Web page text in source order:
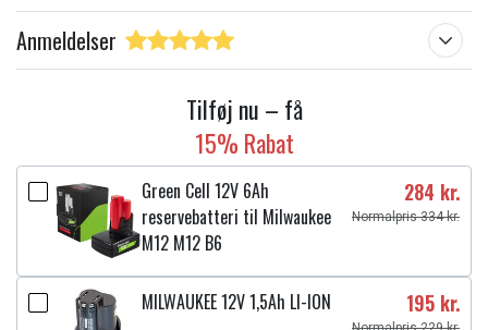
Anmeldelser
Tilføj nu – få
15% Rabat
Green Cell 12V 6Ah
reservebatteri til Milwaukee
M12 M12 B6
284 kr.
Normalpris 334 kr.
MILWAUKEE 12V 1,5Ah LI-ION 195 kr.